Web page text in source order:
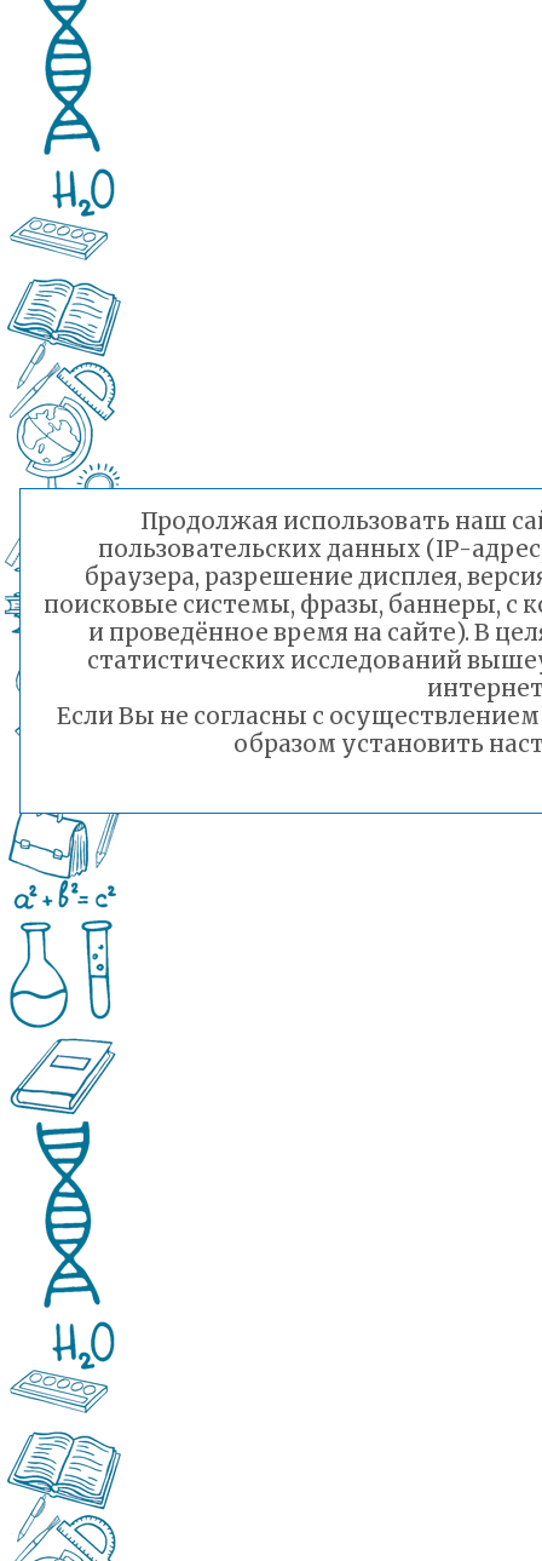
Продолжая использовать наш
пользовательских данных (IP-
браузера, разрешение дисплея,
поисковые системы, фразы, баннеры, с
и проведённое время на сайте). В
статистических исследований
Если Вы не согласны с
образом установить